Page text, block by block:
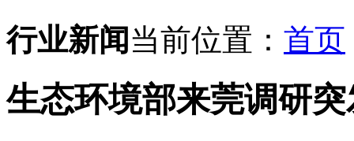
行业新闻 当前位置： 首页
生态环境部来莞调研